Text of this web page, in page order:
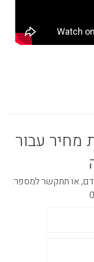
מחיר עבור
או תתקשר למספר: